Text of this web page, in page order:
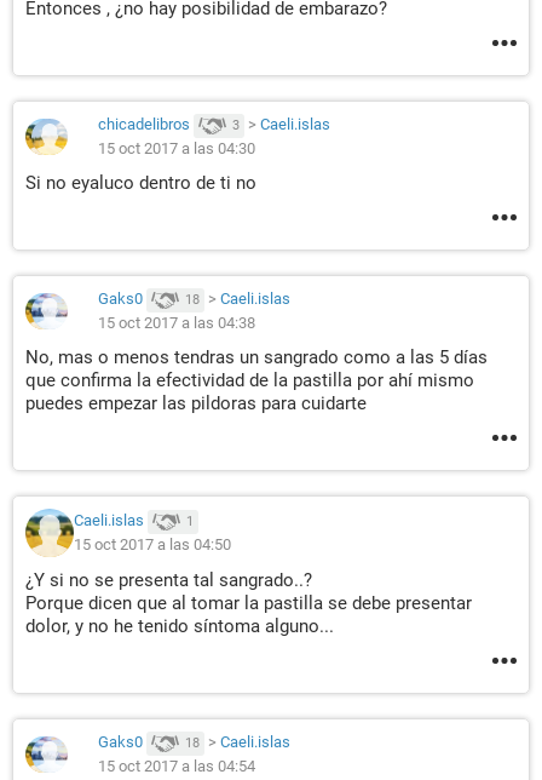
Entonces , ¿no hay posibilidad de embarazo?
chicadelibros 3 > Caeli.islas
15 oct 2017 a las 04:30
Si no eyaluco dentro de ti no
Gaks0 18 > Caeli.islas
15 oct 2017 a las 04:38
No, mas o menos tendras un sangrado como a las 5 días
que confirma la efectividad de la pastilla por ahí mismo
puedes empezar las pildoras para cuidarte
Caeli.islas 1
15 oct 2017 a las 04:50
¿Y si no se presenta tal sangrado..?
Porque dicen que al tomar la pastilla se debe presentar
dolor, y no he tenido síntoma alguno...
Gaks0 18 > Caeli.islas
15 oct 2017 a las 04:54